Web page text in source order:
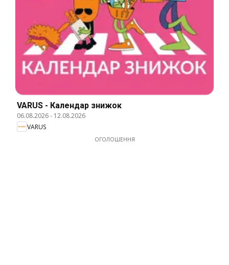
VARUS - Календар знижок
06.08.2026- 12.08.2026
VARUS
ОГОЛОШЕННЯ